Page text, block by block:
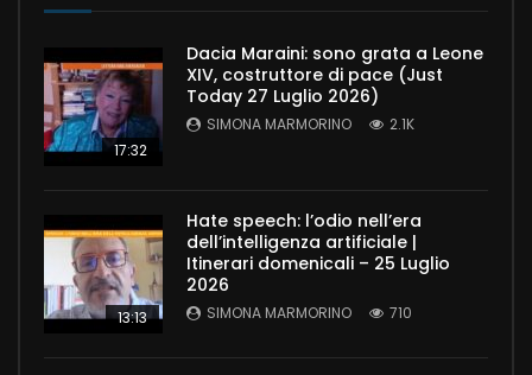
17:32
Dacia Maraini: sono grata a Leone
XIV, costruttore di pace (Just
Today 27 Luglio 2026)
SIMONA MARMORINO 2.1K
13:13
Hate speech: l’odio nell’era
dell’intelligenza artificiale |
Itinerari domenicali – 25 Luglio
2026
SIMONA MARMORINO 710